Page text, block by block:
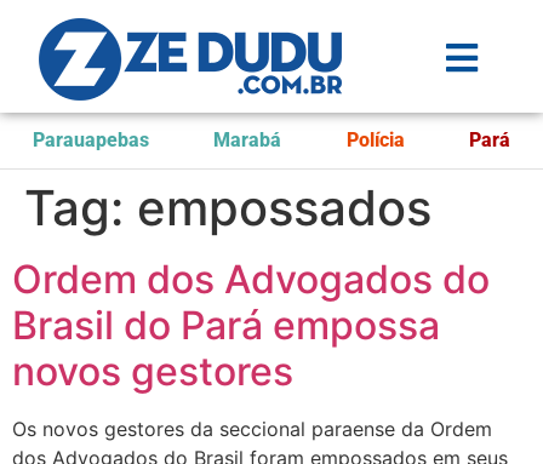
Parauapebas Marabá Polícia Pará
Tag: empossados
Ordem dos Advogados do
Brasil do Pará empossa
novos gestores
Os novos gestores da seccional paraense da Ordem
dos Advogados do Brasil foram empossados em seus